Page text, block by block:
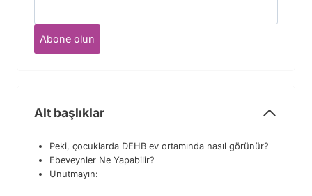
Abone olun
Alt başlıklar
Peki, çocuklarda DEHB ev ortamında nasıl görünür?
Ebeveynler Ne Yapabilir?
Unutmayın: